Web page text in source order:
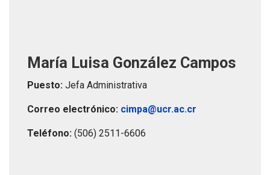
María Luisa González Campos
Puesto: Jefa Administrativa
Correo electrónico: cimpa@ucr.ac.cr
Teléfono: (506) 2511-6606